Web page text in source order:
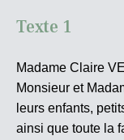
Texte 1
Madame Claire
Monsieur et
leurs enfants,
ainsi que toute la